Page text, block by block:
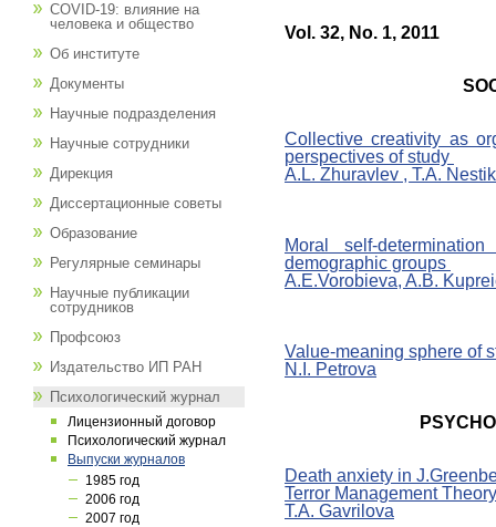
Vol. 32, No. 1, 2011
Collective creativity as
perspectives of study
A.L. Zhuravlev , T.A. Nestik
Moral self-
demographic groups
A.E.Vorobieva, A.B.
Value-meaning sphere of
N.I. Petrova
Death anxiety in
Terror Management Theory
T.A. Gavrilova
COVID-19: влияние на
человека и общество
Об институте
Документы
Научные подразделения
Научные сотрудники
Дирекция
Диссертационные советы
Образование
Регулярные семинары
Научные публикации
сотрудников
Профсоюз
Издательство ИП РАН
Психологический журнал
Лицензионный договор
Психологический журнал
Выпуски журналов
1985 год
2006 год
2007 год